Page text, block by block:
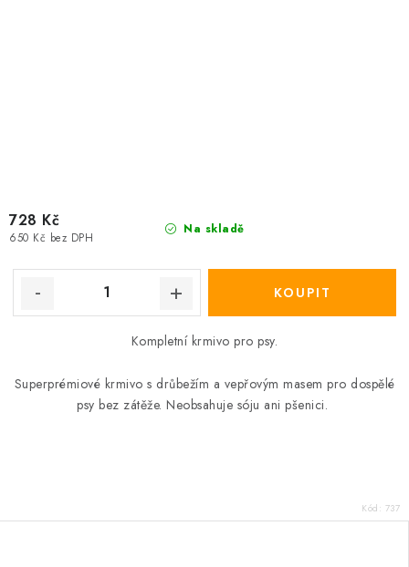
Na skladě
650 Kč bez DPH
728 Kč
Kompletní krmivo pro psy.
Superprémiové krmivo s drůbežím a vepřovým masem pro dospělé
psy bez zátěže. Neobsahuje sóju ani pšenici.
Kód: 737